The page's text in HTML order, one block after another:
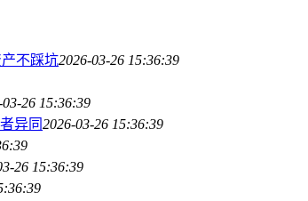
不踩坑2026-03-26 15:36:39
03-26 15:36:39
异同2026-03-26 15:36:39
26 15:36:39